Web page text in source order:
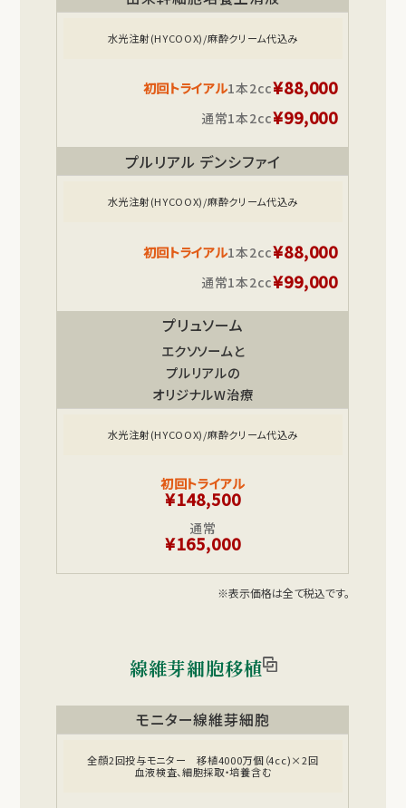
水光注射(HYCOOX)/麻酔クリーム代込み
初回トライアル1本2cc¥88,000
通常1本2cc¥99,000
プルリアル デンシファイ
水光注射(HYCOOX)/麻酔クリーム代込み
初回トライアル1本2cc¥88,000
通常1本2cc¥99,000
プリュソーム
エクソソームと
プルリアルの
オリジナルW治療
水光注射(HYCOOX)/麻酔クリーム代込み
初回トライアル
¥148,500
通常
¥165,000
※表示価格は全て税込です。
線維芽細胞移植
モニター線維芽細胞
全顔2回投与モニター 移植4000万個（4cc)×2回
血液検査、細胞採取・培養含む